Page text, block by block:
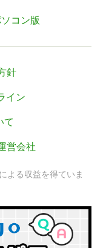
コン版
針
イン
て
営会社
よる収益を得ていま